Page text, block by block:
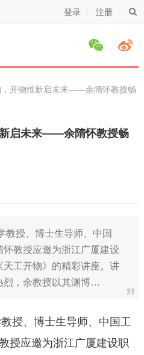
登录 注册
，开物维新启未来——余隋怀教授畅
启未来——余隋怀教授畅
教授、博士生导师、中国
教授应邀为浙江广厦建设
工开物》的精彩讲座。讲
烈，余教授以其渊博…
授、博士生导师、中国工
授应邀为浙江广厦建设职